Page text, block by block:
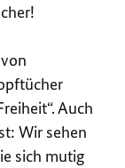
Auch
Wir sehen
sich mutig